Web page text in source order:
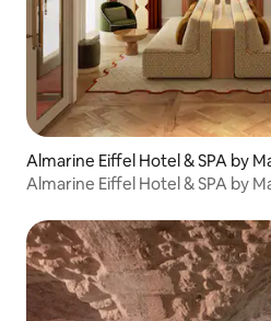
Almarine Eiffel Hotel & SPA by
Almarine Eiffel Hotel & SPA by